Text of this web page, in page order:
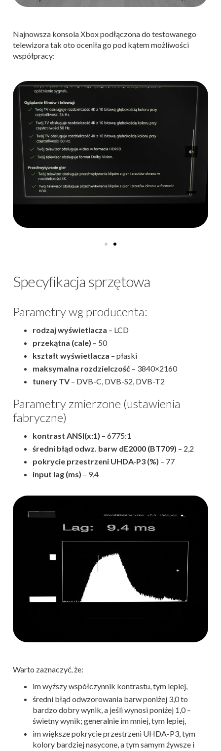
Najnowsza konsola Xbox podłączona do testowanego
telewizora tak oto oceniła go pod kątem możliwości
współpracy:
Specyfikacja sprzętowa
Parametry wg producenta:
rodzaj wyświetlacza – LCD
przekątna (cale) – 50
kształt wyświetlacza – płaski
maksymalna rozdzielczość – 3840×2160
tunery TV – DVB-C, DVB-S2, DVB-T2
Parametry zmierzone (ustawienia
fabryczne)
kontrast ANSI(x:1) – 6775:1
średni błąd odwz. barw dE2000 (BT709) – 2,2
pokrycie przestrzeni UHDA-P3 (%) – 77
input lag (ms) – 9,4
Warto zaznaczyć, że:
im wyższy współczynnik kontrastu, tym lepiej,
średni błąd odwzorowania barw poniżej 3,0 to
bardzo dobry wynik, a jeśli wynosi poniżej 1,0 –
świetny wynik; generalnie im mniej, tym lepiej,
im większe pokrycie przestrzeni UHDA-P3, tym
kolory bardziej nasycone, a tym samym żywsze i